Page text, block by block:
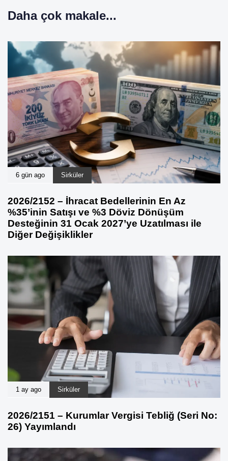
Daha çok makale...
6 gün ago Sirküler
2026/2152 – İhracat Bedellerinin En Az
%35’inin Satışı ve %3 Döviz Dönüşüm
Desteğinin 31 Ocak 2027’ye Uzatılması ile
Diğer Değişiklikler
1 ay ago Sirküler
2026/2151 – Kurumlar Vergisi Tebliğ (Seri No:
26) Yayımlandı